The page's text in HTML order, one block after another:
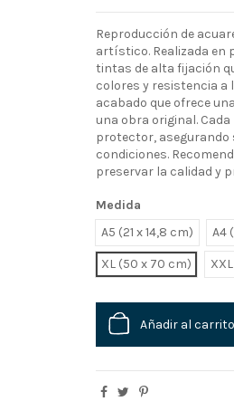
Reproducción de
artístico. Realizada en
tintas de alta fijación
colores y resistencia a
acabado que ofrece
una obra original.
protector, asegurando
condiciones.
preservar la calidad y
Medida
A5 (21 x 14,8 cm)
A4
XL XXL
Añadir al carrito